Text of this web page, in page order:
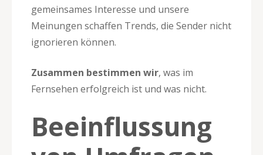
gemeinsames Interesse und unsere
Meinungen schaffen Trends, die Sender nicht
ignorieren können.
Zusammen bestimmen wir, was im
Fernsehen erfolgreich ist und was nicht.
Beeinflussung